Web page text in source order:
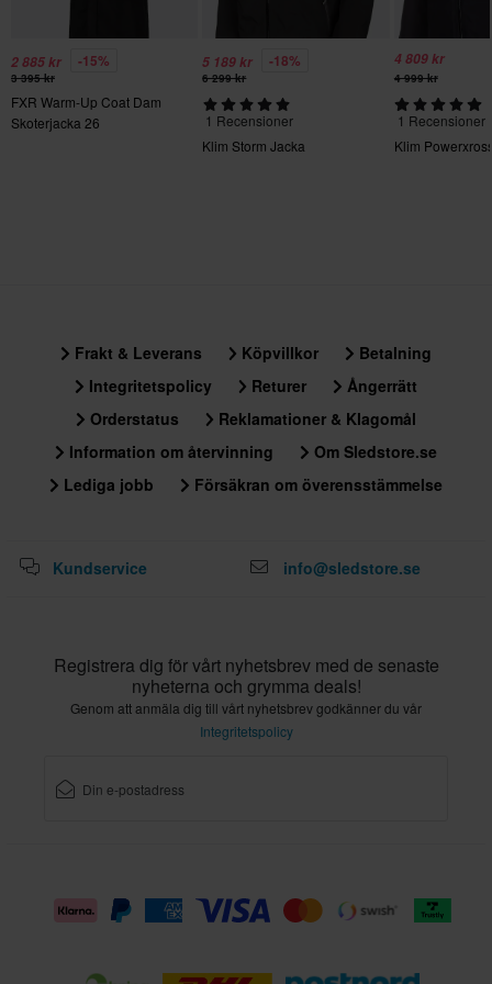
367 x 465 x 101 mm
2 885 kr -15%
3 395 kr
FXR Warm-Up Coat Dam
Skoterjacka 26
5 189 kr -18%
6 299 kr
1 Recensioner
Klim Storm Jacka
4 809 kr
4 999 kr
1 Recensioner
Klim
Frakt & Leverans Köpvillkor
Betalning
Integritetspolicy
Returer
Ångerrätt
Orderstatus
Reklamationer & Klagomål
Information om återvinning
Om Sledstore.se
Lediga jobb
Försäkran om överensstämmelse
Kundservice info@sledstore.se
Registrera dig för vårt nyhetsbrev med de senaste
nyheterna och grymma deals!
Genom att anmäla dig till vårt nyhetsbrev godkänner du vår
Integritetspolicy